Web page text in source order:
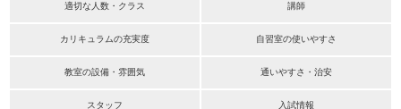
適切な人数・クラス 講師
カリキュラムの充実度 自習室の使いやすさ
教室の設備・雰囲気 通いやすさ・治安
スタッフ 入試情報